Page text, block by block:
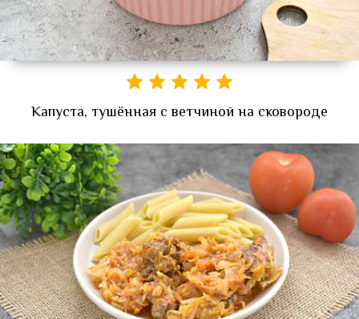
Капуста, тушённая с ветчиной на сковороде